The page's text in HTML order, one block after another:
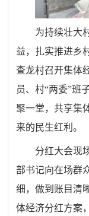
为持续壮大
益，扎实推进乡
查龙村召开集体
员、村“两委”班
聚一堂，共享集
来的民生红利。
分红大会现
部书记向在场群
细，做到账目清
体经济分红方案